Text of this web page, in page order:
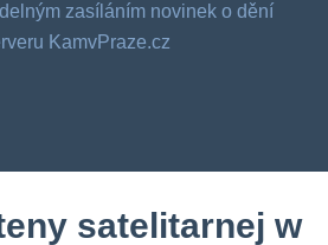
zasíláním novinek o dění
KamvPraze.cz
satelitarnej w